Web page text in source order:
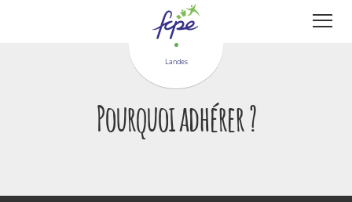
Landes
Pourquoi adhérer ?
Panneau de gestion des cookies